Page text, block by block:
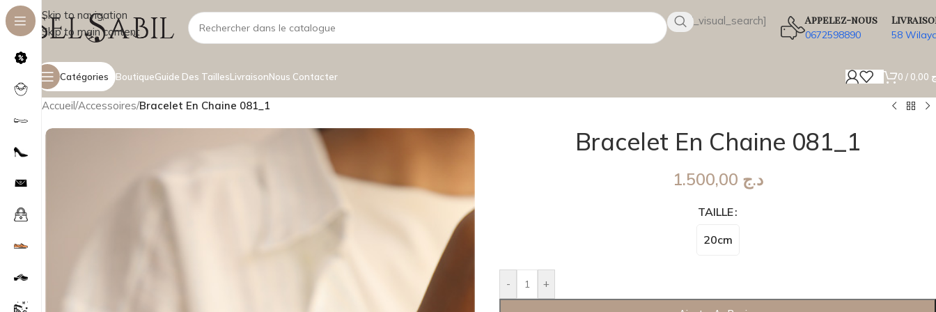
Skip to navigation
Skip to main content
[wsbi_visual_search] Appelez-nous
0672598890 58
Catégories BoutiqueGuide Des TaillesLivraisonNous Contacter 0 /
Accueil/Accessoires/Bracelet En Chaine 081_1
Bracelet En Chaine 081_1
د.ج
TAILLE
20cm
- +